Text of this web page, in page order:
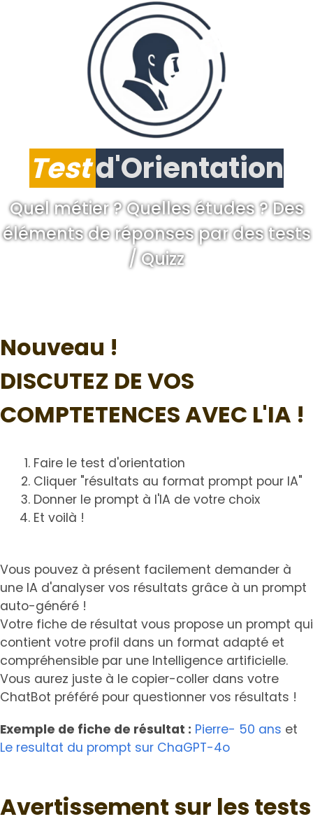
Testd'Orientation
Quel métier ? Quelles études ? Des
éléments de réponses par des tests
/ Quizz
Nouveau !
DISCUTEZ DE VOS
COMPTETENCES AVEC L'IA !
Faire le test d'orientation
Cliquer "résultats au format prompt pour IA"
Donner le prompt à l'IA de votre choix
Et voilà !
Vous pouvez à présent facilement demander à
une IA d'analyser vos résultats grâce à un prompt
auto-généré !
Votre fiche de résultat vous propose un prompt qui
contient votre profil dans un format adapté et
compréhensible par une Intelligence artificielle.
Vous aurez juste à le copier-coller dans votre
ChatBot préféré pour questionner vos résultats !
Exemple de fiche de résultat : Pierre- 50 ans et
Le resultat du prompt sur ChaGPT-4o
Avertissement sur les tests